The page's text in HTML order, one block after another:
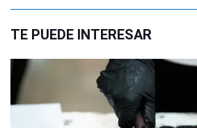
TE PUEDE INTERESAR